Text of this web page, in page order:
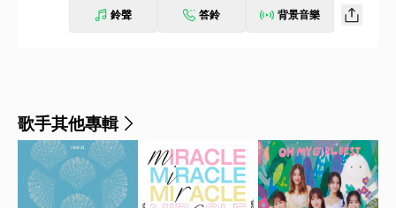
鈴聲 答鈴 背景音樂
歌手其他專輯